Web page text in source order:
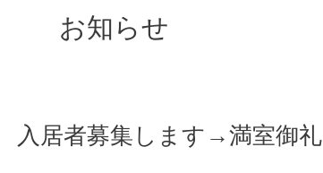
お知らせ
入居者募集します→満室御礼